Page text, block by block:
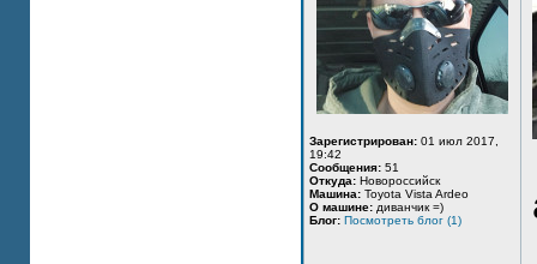
Зарегистрирован: 01 июл 2017,
19:42
Сообщения: 51
Откуда: Новороссийск
Машина: Toyota Vista Ardeo
О машине: диванчик =)
Блог: Посмотреть блог (1)